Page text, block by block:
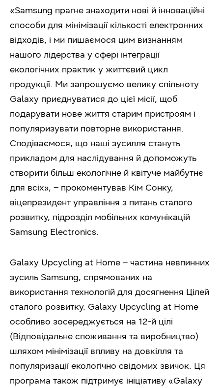
«Samsung прагне знаходити нові й інноваційні
способи для мінімізації кількості електронних
відходів, і ми пишаємося цим визнанням
нашого лідерства у сфері інтеграції
екологічних практик у життєвий цикл
продукції. Ми запрошуємо велику спільноту
Galaxy приєднуватися до цієї місії, щоб
подарувати нове життя старим пристроям і
популяризувати повторне використання.
Сподіваємося, що наші зусилля стануть
прикладом для наслідування й допоможуть
створити більш екологічне й квітуче майбутнє
для всіх», – прокоментував Кім Сонку,
віцепрезидент управління з питань сталого
розвитку, підрозділ мобільних комунікацій
Samsung Electronics.
Galaxy Upcycling at Home – частина невпинних
зусиль Samsung, спрямованих на
використання технологій для досягнення Цілей
сталого розвитку. Galaxy Upcycling at Home
особливо зосереджується на 12-й цілі
(Відповідальне споживання та виробництво)
шляхом мінімізації впливу на довкілля та
популяризації екологічно свідомих звичок. Ця
програма також підтримує ініціативу «Galaxy